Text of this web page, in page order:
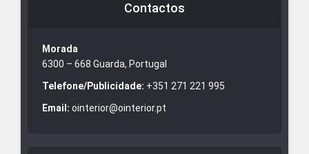
Contactos
Morada
6300 – 668 Guarda, Portugal
Telefone/Publicidade: +351 271 221 995
Email: ointerior@ointerior.pt